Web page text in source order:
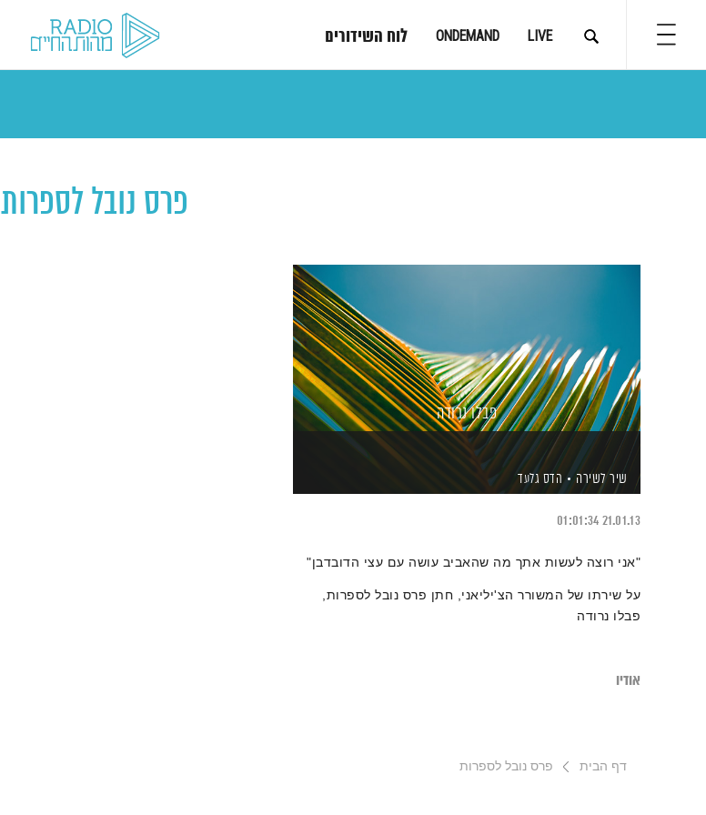
LIVE
ONDEMAND לוח השידורים
פרס נובל לספרות
פבלו נרודה
שיר לשירה הדס גלעד
21.01.13
01:01:34
"אני רוצה לעשות אתך מה שהאביב עושה עם עצי הדובדבן"
על שירתו של המשורר הצ'יליאני, חתן פרס נובל לספרות,
פבלו נרודה
אודיו
דף הבית פרס נובל לספרות